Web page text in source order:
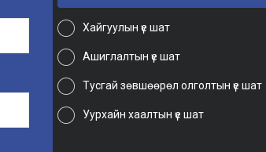
Хайгуулын үе шат
Ашиглалтын үе шат
Тусгай зөвшөөрөл олголтын үе шат
Уурхайн хаалтын үе шат